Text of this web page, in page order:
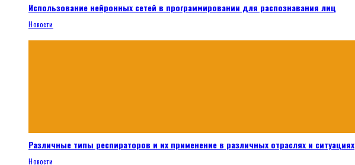
Использование нейронных сетей в программировании для распознавания лиц
Новости
Различные типы респираторов и их применение в различных отраслях и ситуациях
Новости